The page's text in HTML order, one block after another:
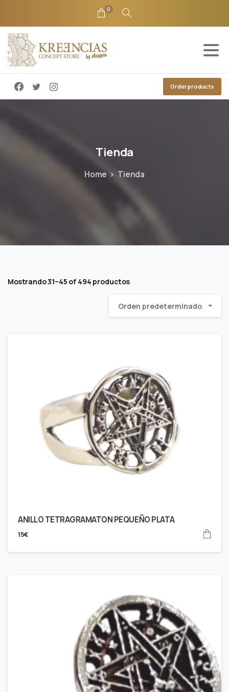
0
Order products
Tienda
Home Tienda
Mostrando 31–45 of 494 productos
Orden predeterminado
ANILLO TETRAGRAMATON PEQUEÑO PLATA
15€